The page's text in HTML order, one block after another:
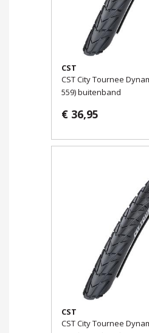
CST
CST City Tournee
559) buitenband
€ 36,95
CST
CST City Tournee